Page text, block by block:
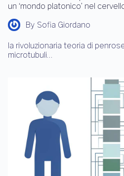
un ‘mondo platonico’ nel
By Sofia Giordano
la rivoluzionaria teoria di
microtubuli…